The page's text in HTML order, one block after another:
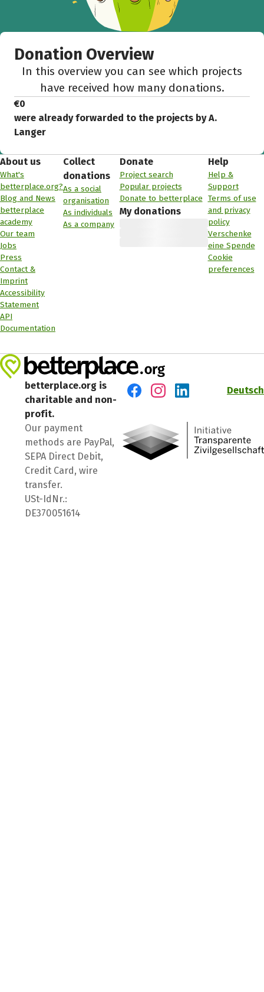
Donation Overview
In this overview you can see which projects
have received how many donations.
€0
were already forwarded to the projects by A.
Langer
About us
What's
betterplace.org?
Blog and News
betterplace
academy
Our team
Jobs
Press
Contact &
Imprint
Accessibility
Statement
API
Documentation
Collect
donations
As a social
organisation
As individuals
As a company
Donate
Project search
Popular projects
Donate to betterplace
My donations
Help
Help &
Support
Terms of use
and privacy
policy
Verschenke
eine Spende
Cookie
preferences
betterplace.org is
charitable and non-
profit.
Our payment
methods are PayPal,
SEPA Direct Debit,
Credit Card, wire
transfer.
USt-IdNr.:
DE370051614
Deutsch